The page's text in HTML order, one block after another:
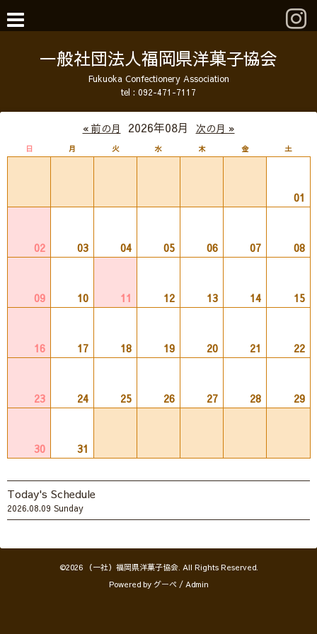
一般社団法人福岡県洋菓子協会
Fukuoka Confectionery Association
tel : 092-471-7117
« 前の月 2026年08月 次の月 »
日 月 火 水 木 金 土
01
02 03 04 05 06 07 08
09 10 11 12 13 14 15
16 17 18 19 20 21 22
23 24 25 26 27 28 29
30 31
Today's Schedule
2026.08.09 Sunday
©2026 （一社）福岡県洋菓子協会. All Rights Reserved.
Powered by グーペ / Admin